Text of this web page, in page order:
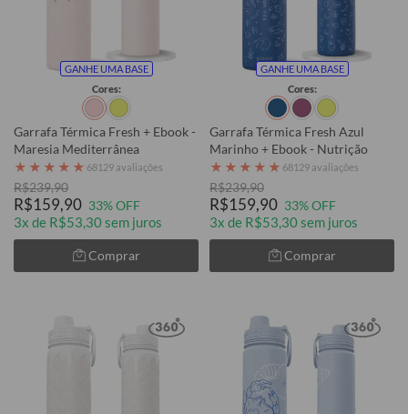
GANHE UMA BASE
Cores:
Garrafa Térmica Fresh + Ebook -
Maresia Mediterrânea
★ ★ ★ ★ ★ 68129 avaliações
R$239,90
R$159,90 33% OFF
3x de R$53,30 sem juros
Comprar
GANHE UMA BASE
Cores:
Garrafa Térmica Fresh Azul
Marinho + Ebook - Nutrição
★ ★ ★ ★ ★ 68129 avaliações
R$239,90
R$159,90 33% OFF
3x de R$53,30 sem juros
Comprar